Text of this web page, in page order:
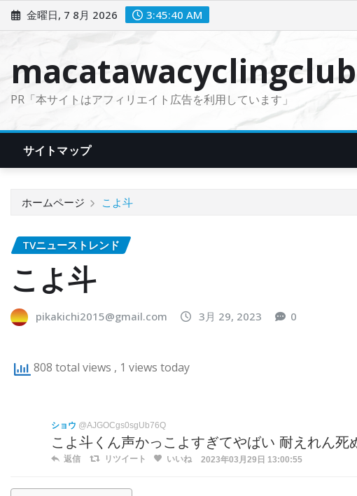
ン
金曜日, 7 8月 2026 3:45:41 AM
PR「本サイトはアフィリエイト広告を利用しています」
サイトマップ
ホームページ こよ斗
TVニューストレンド
こよ斗
pikakichi2015@gmail.com 3月 29, 2023 0
808 total views , 1 views today
ショウ @AJGOCgs0sgUb76Q
こよ斗くん声かっこよすぎてやばい 耐えれん
返信 リツイート いいね 2023年03月29日 13:00:55